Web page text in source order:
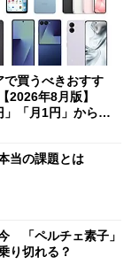
で買うべきおすす
2026年8月版】
」「月1円」からお
当の課題とは
「ペルチェ素子」
り切れる？